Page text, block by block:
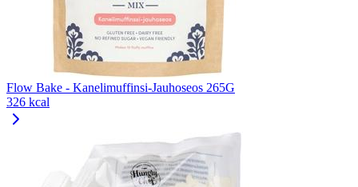
Flow Bake - Kanelimuffinsi-Jauhoseos 265G
326 kcal